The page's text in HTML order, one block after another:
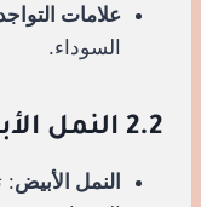
علامات
السوداء.
2.2 النمل الأبيض والقوارض
النمل الأبيض: